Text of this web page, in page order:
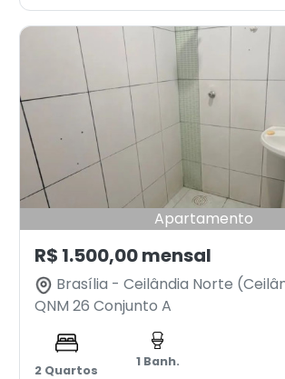
Apartamento
R$ 1.500,00 mensal
Brasília - Ceilândia Norte
QNM 26 Conjunto A
2 Quartos
1 Banh.